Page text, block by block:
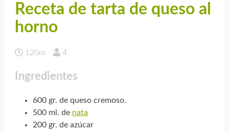
Receta de tarta de queso al
horno
120m 4
Ingredientes
600 gr. de queso cremoso.
500 ml. de nata
200 gr. de azúcar